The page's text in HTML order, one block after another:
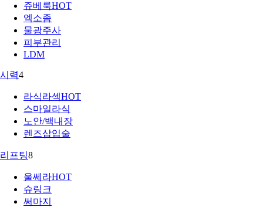
쥬베룩HOT
엑소좀
물광주사
피부관리
LDM
시력4
라식라섹HOT
스마일라식
노안/백내장
렌즈삽입술
리프팅8
울쎄라HOT
슈링크
써마지